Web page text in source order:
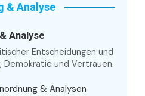
& Analyse
Analyse
Entscheidungen und
Demokratie und Vertrauen.
& Analysen